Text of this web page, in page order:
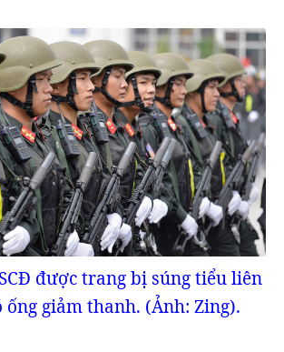
được trang bị súng tiểu liên
ống giảm thanh. (Ảnh: Zing).